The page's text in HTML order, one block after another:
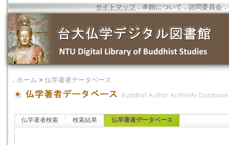
サイトマップ．本館について ．諮問委員会 ．
． ホーム > 仏学著者データベース
仏学著者検索 検索結果 仏学著者データベース